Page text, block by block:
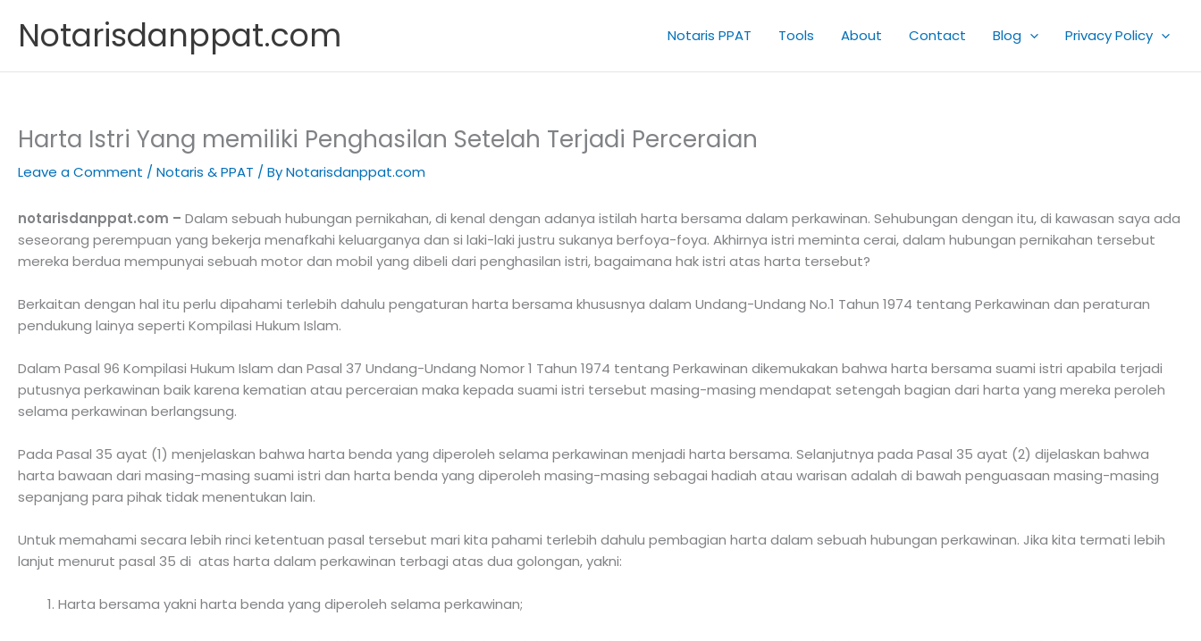
content
Notarisdanppat.com Notaris PPAT Tools About Contact Blog Privacy Policy
Harta Istri Yang memiliki Penghasilan Setelah Terjadi Perceraian
Leave a Comment / Notaris & PPAT / ByNotarisdanppat.com
notarisdanppat.com – Dalam sebuah hubungan pernikahan, di kenal dengan adanya istilah harta bersama dalam perkawinan. Sehubungan dengan itu, di kawasan saya ada
seseorang perempuan yang bekerja menafkahi keluarganya dan si laki-laki justru sukanya berfoya-foya. Akhirnya istri meminta cerai, dalam hubungan pernikahan tersebut
mereka berdua mempunyai sebuah motor dan mobil yang dibeli dari penghasilan istri, bagaimana hak istri atas harta tersebut?
Berkaitan dengan hal itu perlu dipahami terlebih dahulu pengaturan harta bersama khususnya dalam Undang-Undang No.1 Tahun 1974 tentang Perkawinan dan peraturan
pendukung lainya seperti Kompilasi Hukum Islam.
Dalam Pasal 96 Kompilasi Hukum Islam dan Pasal 37 Undang-Undang Nomor 1 Tahun 1974 tentang Perkawinan dikemukakan bahwa harta bersama suami istri apabila terjadi
putusnya perkawinan baik karena kematian atau perceraian maka kepada suami istri tersebut masing-masing mendapat setengah bagian dari harta yang mereka peroleh
selama perkawinan berlangsung.
Pada Pasal 35 ayat (1) menjelaskan bahwa harta benda yang diperoleh selama perkawinan menjadi harta bersama. Selanjutnya pada Pasal 35 ayat (2) dijelaskan bahwa
harta bawaan dari masing-masing suami istri dan harta benda yang diperoleh masing-masing sebagai hadiah atau warisan adalah di bawah penguasaan masing-masing
sepanjang para pihak tidak menentukan lain.
Untuk memahami secara lebih rinci ketentuan pasal tersebut mari kita pahami terlebih dahulu pembagian harta dalam sebuah hubungan perkawinan. Jika kita termati lebih
lanjut menurut pasal 35 di atas harta dalam perkawinan terbagi atas dua golongan, yakni:
Harta bersama yakni harta benda yang diperoleh selama perkawinan;